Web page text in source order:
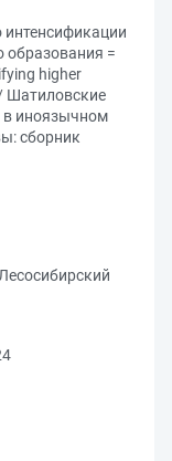
интенсификации
образования =
higher
Шатиловские
в иноязычном
сборник